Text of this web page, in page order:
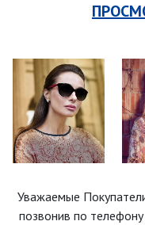
Уважаемые
позвонив по